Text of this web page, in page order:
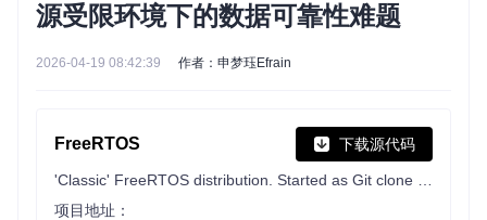
源受限环境下的数据可靠性难题
2026-04-19 08:42:39 作者：申梦珏Efrain
FreeRTOS 下载源代码
项目地址：